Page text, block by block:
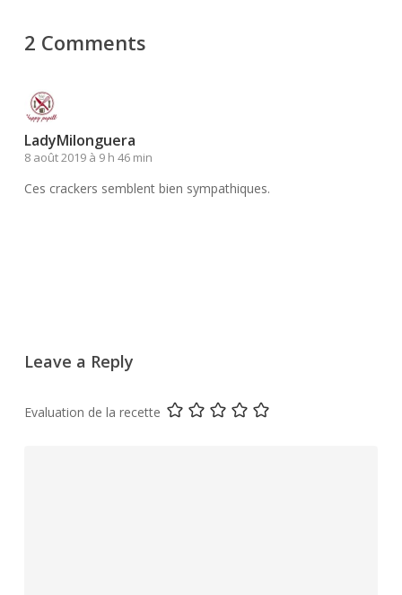
2 Comments
LadyMilonguera
8 août 2019 à 9 h 46 min
Ces crackers semblent bien sympathiques.
Leave a Reply
Evaluation de la recette